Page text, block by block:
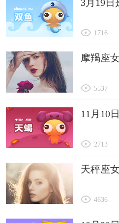
3月19日
1716
摩羯座
5537
11月10
2713
天秤座
4636